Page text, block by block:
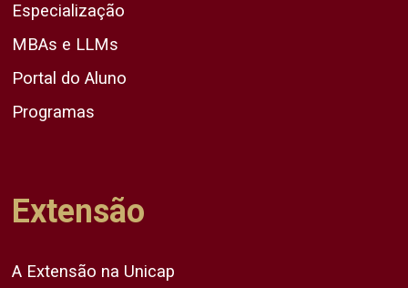
Especialização
MBAs e LLMs
Portal do Aluno
Programas
Extensão
A Extensão na Unicap